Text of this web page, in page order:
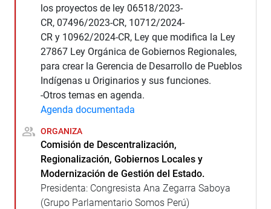
los proyectos de ley 06518/2023-
CR, 07496/2023-CR, 10712/2024-
CR y 10962/2024-CR, Ley que modifica la Ley
27867 Ley Orgánica de Gobiernos Regionales,
para crear la Gerencia de Desarrollo de Pueblos
Indígenas u Originarios y sus funciones.
-Otros temas en agenda.
Agenda documentada
ORGANIZA
Comisión de Descentralización,
Regionalización, Gobiernos Locales y
Modernización de Gestión del Estado.
Presidenta: Congresista Ana Zegarra Saboya
(Grupo Parlamentario Somos Perú)